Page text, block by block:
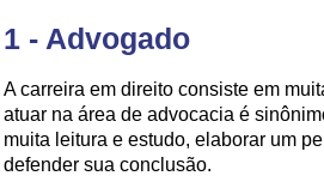
1 - Advogado
A carreira em direito consiste em
atuar na área de advocacia é
muita leitura e estudo, elaborar um
defender sua conclusão.